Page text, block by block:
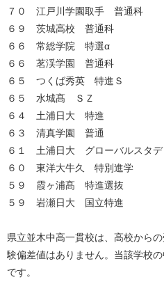
７０ 江戸川学園取手 普通科
６９ 茨城高校 普通科
６６ 常総学院 特選α
６６ 茗渓学園 普通科
６５ つくば秀英 特進Ｓ
６５ 水城髙 ＳＺ
６４ 土浦日大 特進
６３ 清真学園 普通
６１ 土浦日大 グローバルスタデ
６０ 東洋大牛久 特別進学
５９ 霞ヶ浦髙 特進選抜
５９ 岩瀬日大 国立特進
県立並木中高一貫校は、高校から
験偏差値はありません。当該学校
です。